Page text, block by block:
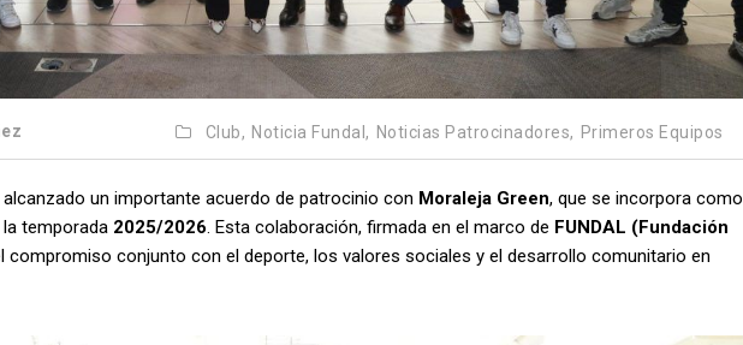
Club, Noticia Fundal, Noticias Patrocinadores, Primeros Equipos
un importante acuerdo de patrocinio con Moraleja Green, que se incorpora como
temporada 2025/2026. Esta colaboración, firmada en el marco de FUNDAL (Fundación
compromiso conjunto con el deporte, los valores sociales y el desarrollo comunitario en